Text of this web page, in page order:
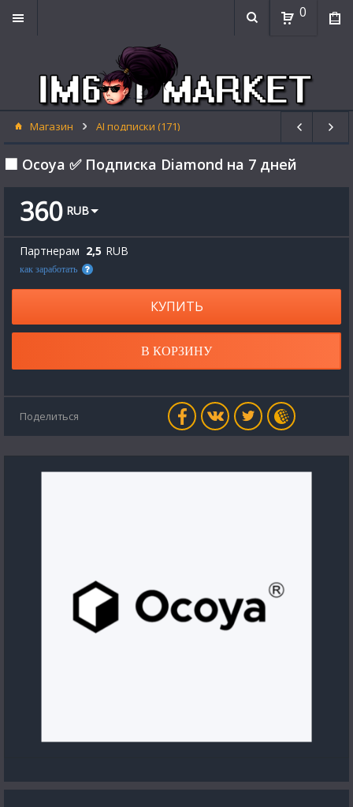
0
Магазин AI подписки (171)
⬛ Ocoya ✅ Подписка Diamond на 7 дней
360 RUB
Партнерам 2,5 RUB
как заработать
КУПИТЬ
В КОРЗИНУ
Поделиться